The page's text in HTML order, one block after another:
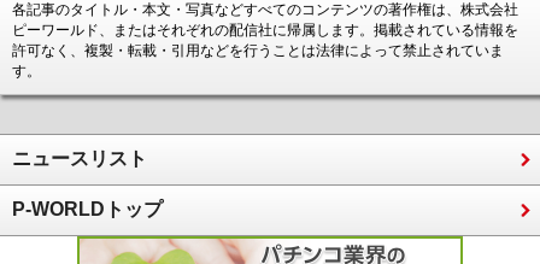
各記事のタイトル・本文・写真などすべてのコンテンツの著作権は、株式会社
ピーワールド、またはそれぞれの配信社に帰属します。掲載されている情報を
許可なく、複製・転載・引用などを行うことは法律によって禁止されていま
す。
ニュースリスト
P-WORLDトップ